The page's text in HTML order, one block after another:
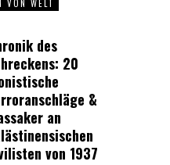
VON WELT
des
20
&
an
von 1937